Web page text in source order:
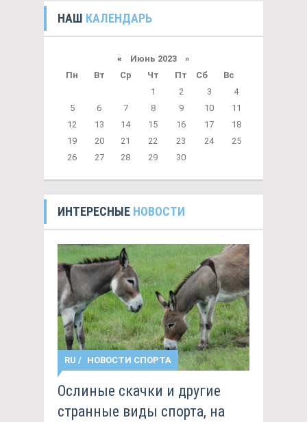
НАШ КАЛЕНДАРЬ
« Июнь 2023 »
Пн
Вт Ср Чт Пт Сб
Вс
1
2 3
4
5
6 7 8 9 10
11
12
13 14 15 16 17
18
19
20 21 22 23 24
25
26
27 28 29 30
ИНТЕРЕСНЫЕ НОВОСТИ
RU / НОВОСТИ СПОРТА
Ослиные скачки и другие
странные виды спорта, на